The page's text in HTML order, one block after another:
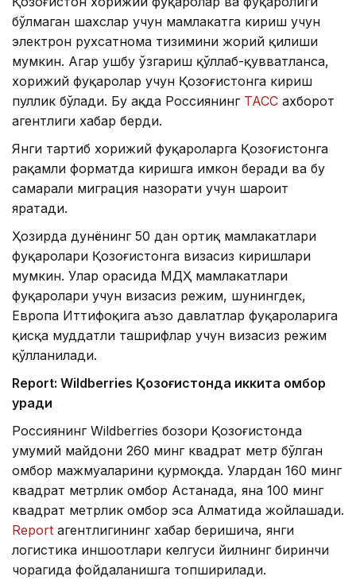
бўлмаган шахслар учун мамлакатга кириш учун
электрон рухсатнома тизимини жорий қилиши
мумкин. Агар ушбу ўзгариш қўллаб-қувватланса,
хорижий фуқаролар учун Қозоғистонга кириш
пуллик бўлади. Бу ҳақда Россиянинг ТАСС ахборот
агентлиги хабар берди.
Янги тартиб хорижий фуқароларга Қозоғистонга
рақамли форматда киришга имкон беради ва бу
самарали миграция назорати учун шароит
яратади.
Ҳозирда дунёнинг 50 дан ортиқ мамлакатлари
фуқаролари Қозоғистонга визасиз киришлари
мумкин. Улар орасида МДҲ мамлакатлари
фуқаролари учун визасиз режим, шунингдек,
Европа Иттифоқига аъзо давлатлар фуқароларига
қисқа муддатли ташрифлар учун визасиз режим
қўлланилади.
Report: Wildberries Қозоғистонда иккита омбор
қуради
Россиянинг Wildberries бозори Қозоғистонда
умумий майдони 260 минг квадрат метр бўлган
омбор мажмуаларини қурмоқда. Улардан 160 минг
квадрат метрлик омбор Астанада, яна 100 минг
квадрат метрлик омбор эса Алматида жойлашади.
Report агентлигининг хабар беришича, янги
логистика иншоотлари келгуси йилнинг биринчи
чорагида фойдаланишга топширилади.